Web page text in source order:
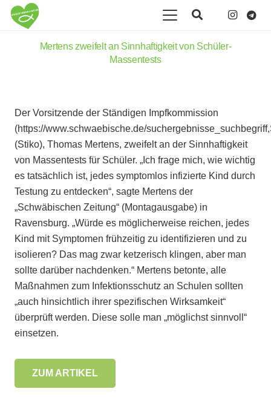
Mertens zweifelt an Sinnhaftigkeit von Schüler-
Massentests
Der Vorsitzende der Ständigen Impfkommission
(https://www.schwaebische.de/
(Stiko), Thomas Mertens, zweifelt an der Sinnhaftigkeit
von Massentests für Schüler. „Ich frage mich, wie wichtig
es tatsächlich ist, jedes symptomlos infizierte Kind durch
Testung zu entdecken“, sagte Mertens der
„Schwäbischen Zeitung“ (Montagausgabe) in
Ravensburg. „Würde es möglicherweise reichen, jedes
Kind mit Symptomen frühzeitig zu identifizieren und zu
isolieren? Das mag zwar ketzerisch klingen, aber man
sollte darüber nachdenken.“ Mertens betonte, alle
Maßnahmen zum Infektionsschutz an Schulen sollten
„auch hinsichtlich ihrer spezifischen Wirksamkeit“
überprüft werden. Diese solle man „möglichst sinnvoll“
einsetzen.
ZUM ARTIKEL